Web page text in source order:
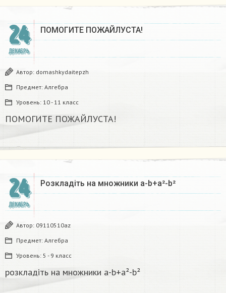
24
ДЕКАБРЬ
ПОМОГИТЕ ПОЖАЙЛУСТА!
Автор: domashkydaitepzh
Предмет: Алгебра
Уровень: 10 - 11 класс
ПОМОГИТЕ ПОЖАЙЛУСТА!
24
ДЕКАБРЬ
Розкладіть на множники а-b+a²-b²​
Автор: 09110510az
Предмет: Алгебра
Уровень: 5 - 9 класс
розкладіть на множники а-b+a²-b²​